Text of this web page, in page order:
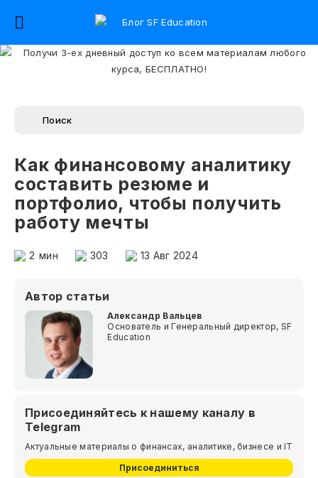
Как финансовому аналитику
составить резюме и
портфолио, чтобы получить
работу мечты
2 мин 303 13 Авг 2024
Автор статьи
Александр Вальцев
Основатель и Генеральный директор, SF
Education
Присоединяйтесь к нашему каналу в
Telegram
Актуальные материалы о финансах, аналитике, бизнесе и IT
Присоединиться